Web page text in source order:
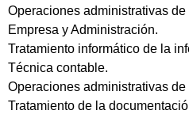
Operaciones administrativas de
Empresa y Administración.
Tratamiento informático de la
Técnica contable.
Operaciones administrativas
Tratamiento de la